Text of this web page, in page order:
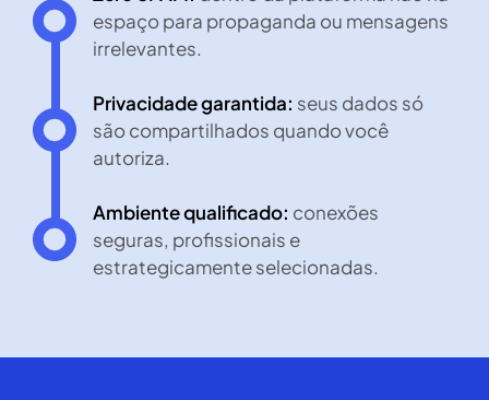
espaço para propaganda ou mensagens
irrelevantes.
Privacidade garantida: seus dados só
são compartilhados quando você
autoriza.
Ambiente qualificado: conexões
seguras, profissionais e
estrategicamente selecionadas.